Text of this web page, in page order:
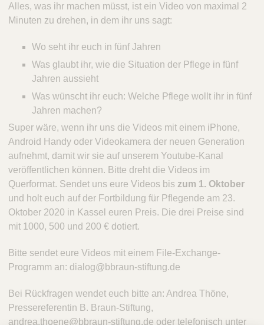
Alles, was ihr machen müsst, ist ein Video von maximal 2
Minuten zu drehen, in dem ihr uns sagt:
Wo seht ihr euch in fünf Jahren
Was glaubt ihr, wie die Situation der Pflege in fünf
Jahren aussieht
Was wünscht ihr euch: Welche Pflege wollt ihr in fünf
Jahren machen?
Super wäre, wenn ihr uns die Videos mit einem iPhone,
Android Handy oder Videokamera der neuen Generation
aufnehmt, damit wir sie auf unserem Youtube-Kanal
veröffentlichen können. Bitte dreht die Videos im
Querformat. Sendet uns eure Videos bis zum 1. Oktober
und holt euch auf der Fortbildung für Pflegende am 23.
Oktober 2020 in Kassel euren Preis. Die drei Preise sind
mit 1000, 500 und 200 € dotiert.
Bitte sendet eure Videos mit einem File-Exchange-
Programm an: dialog@bbraun-stiftung.de
Bei Rückfragen wendet euch bitte an: Andrea Thöne,
Pressereferentin B. Braun-Stiftung,
andrea.thoene@bbraun-stiftung.de oder telefonisch unter